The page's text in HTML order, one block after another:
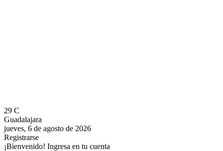
29 C
Guadalajara
jueves, 6 de agosto de 2026
Registrarse
¡Bienvenido! Ingresa en tu cuenta